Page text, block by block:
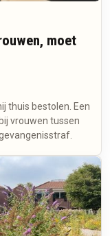
moet
thuis bestolen. Een
vrouwen tussen